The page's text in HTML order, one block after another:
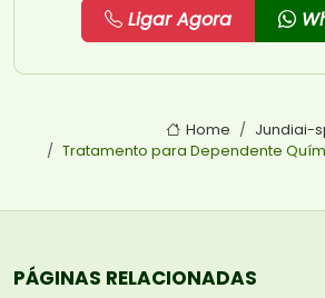
Ligar Agora
Home
Jundiai-
Tratamento para Dependente
PÁGINAS RELACIONADAS